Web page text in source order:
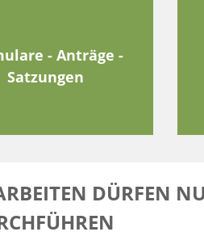
- Anträge -
Satzungen
DÜRFEN